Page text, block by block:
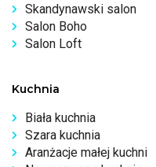
Skandynawski salon
Salon Boho
Salon Loft
Kuchnia
Biała kuchnia
Szara kuchnia
Aranżacje małej kuchni